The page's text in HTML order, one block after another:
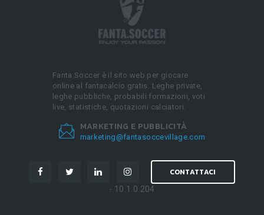
Fanta.Soccer è il sito web per giocare
online al fantacalcio gratis. Leghe private,
leghe pubbliche, probabili formazioni, voti
live, statistiche, quotazioni calciatori.
MARKETING E PUBBLICITÀ
marketing@fantasoccevillage.com
CONTATTACI
- 10.1.0.204